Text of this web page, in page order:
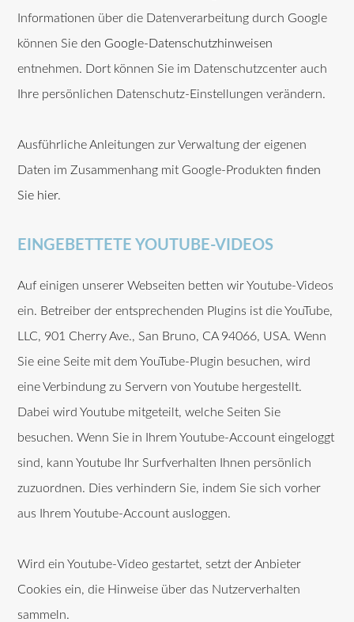
Informationen über die Datenverarbeitung durch Google
können Sieden Google-Datenschutzhinweisen
entnehmen. Dort können Sie im Datenschutzcenter auch
Ihre persönlichen Datenschutz-Einstellungen verändern.
Ausführliche Anleitungen zur Verwaltung der eigenen
Daten im Zusammenhang mit Google-Produkten finden
Sie hier.
EINGEBETTETE YOUTUBE-VIDEOS
Auf einigen unserer Webseiten betten wir Youtube-Videos
ein. Betreiber der entsprechenden Plugins ist die YouTube,
LLC, 901 Cherry Ave., San Bruno, CA 94066, USA. Wenn
Sie eine Seite mit dem YouTube-Plugin besuchen, wird
eine Verbindung zu Servern von Youtube hergestellt.
Dabei wird Youtube mitgeteilt, welche Seiten Sie
besuchen. Wenn Sie in Ihrem Youtube-Account eingeloggt
sind, kann Youtube Ihr Surfverhalten Ihnen persönlich
zuzuordnen. Dies verhindern Sie, indem Sie sich vorher
aus Ihrem Youtube-Account ausloggen.
Wird ein Youtube-Video gestartet, setzt der Anbieter
Cookies ein, die Hinweise über das Nutzerverhalten
sammeln.